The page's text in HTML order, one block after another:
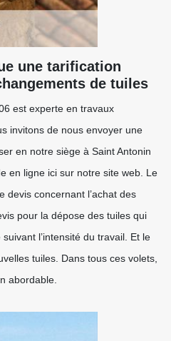
une tarification
de tuiles
est experte en travaux
invitons de nous envoyer une
en notre siège à Saint Antonin
en ligne ici sur notre site web. Le
devis concernant l’achat des
pour la dépose des tuiles qui
l’intensité du travail. Et le
tuiles. Dans tous ces volets,
abordable.